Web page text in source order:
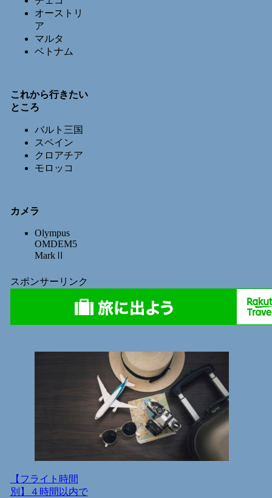
オーストリ
ア
マルタ
ベトナム
これから行きたい
ところ
バルト三国
スペイン
クロアチア
モロッコ
カメラ
Olympus
OMDEM5
MarkⅡ
スポンサーリンク
【フライト時間
別】４時間以内で